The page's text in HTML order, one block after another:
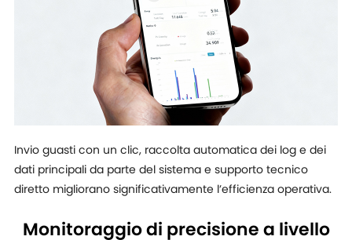
Invio guasti con un clic, raccolta automatica dei log e dei
dati principali da parte del sistema e supporto tecnico
diretto migliorano significativamente l’efficienza operativa.
Monitoraggio di precisione a livello